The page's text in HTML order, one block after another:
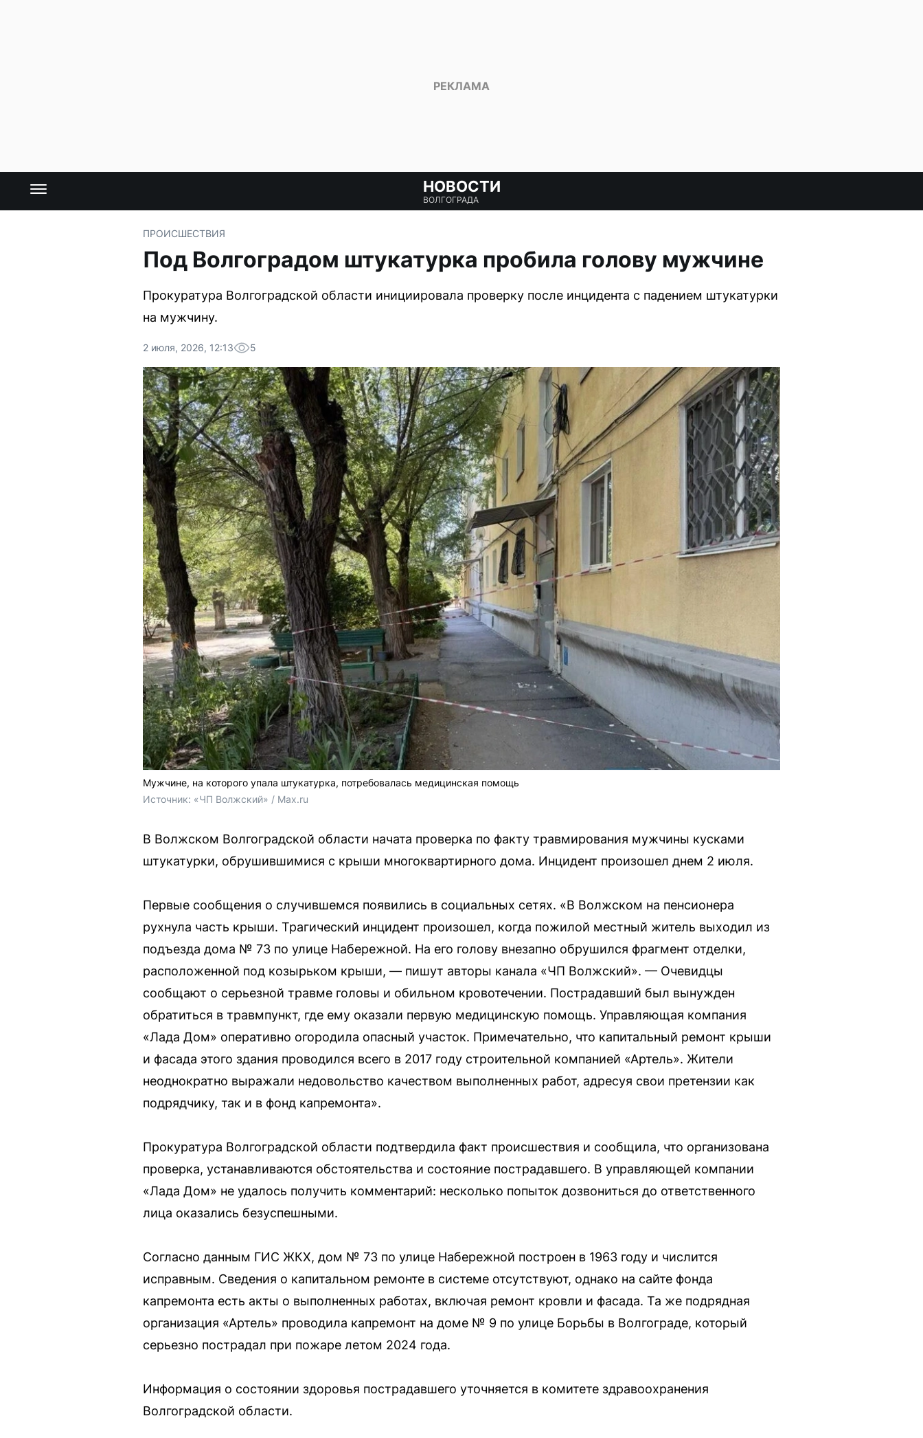
НОВОСТИ
ВОЛГОГРАДА
ПРОИСШЕСТВИЯ
Под Волгоградом штукатурка пробила голову мужчине
Прокуратура Волгоградской области инициировала проверку после инцидента с падением штукатурки
на мужчину.
2 июля, 2026, 12:13 5
Мужчине, на которого упала штукатурка, потребовалась медицинская помощь
Источник: «ЧП Волжский» / Max.ru
В Волжском Волгоградской области начата проверка по факту травмирования мужчины кусками
штукатурки, обрушившимися с крыши многоквартирного дома. Инцидент произошел днем 2 июля.
Первые сообщения о случившемся появились в социальных сетях. «В Волжском на пенсионера
рухнула часть крыши. Трагический инцидент произошел, когда пожилой местный житель выходил из
подъезда дома № 73 по улице Набережной. На его голову внезапно обрушился фрагмент отделки,
расположенной под козырьком крыши, — пишут авторы канала «ЧП Волжский». — Очевидцы
сообщают о серьезной травме головы и обильном кровотечении. Пострадавший был вынужден
обратиться в травмпункт, где ему оказали первую медицинскую помощь. Управляющая компания
«Лада Дом» оперативно огородила опасный участок. Примечательно, что капитальный ремонт крыши
и фасада этого здания проводился всего в 2017 году строительной компанией «Артель». Жители
неоднократно выражали недовольство качеством выполненных работ, адресуя свои претензии как
подрядчику, так и в фонд капремонта».
Прокуратура Волгоградской области подтвердила факт происшествия и сообщила, что организована
проверка, устанавливаются обстоятельства и состояние пострадавшего. В управляющей компании
«Лада Дом» не удалось получить комментарий: несколько попыток дозвониться до ответственного
лица оказались безуспешными.
Согласно данным ГИС ЖКХ, дом № 73 по улице Набережной построен в 1963 году и числится
исправным. Сведения о капитальном ремонте в системе отсутствуют, однако на сайте фонда
капремонта есть акты о выполненных работах, включая ремонт кровли и фасада. Та же подрядная
организация «Артель» проводила капремонт на доме № 9 по улице Борьбы в Волгограде, который
серьезно пострадал при пожаре летом 2024 года.
Информация о состоянии здоровья пострадавшего уточняется в комитете здравоохранения
Волгоградской области.